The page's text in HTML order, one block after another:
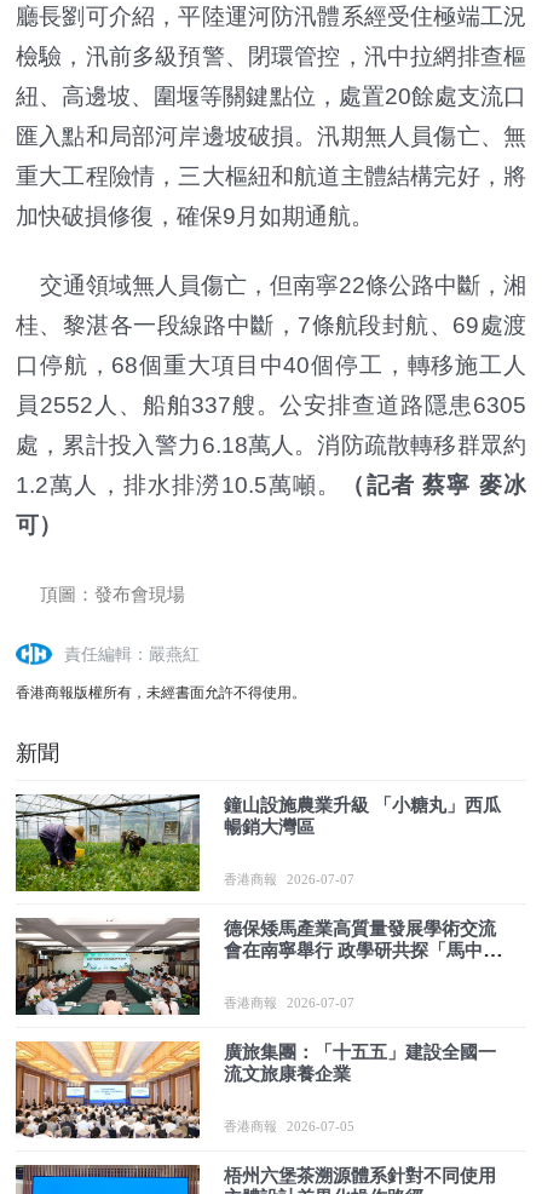
廳長劉可介紹，平陸運河防汛體系經受住極端工況
檢驗，汛前多級預警、閉環管控，汛中拉網排查樞
紐、高邊坡、圍堰等關鍵點位，處置20餘處支流口
匯入點和局部河岸邊坡破損。汛期無人員傷亡、無
重大工程險情，三大樞紐和航道主體結構完好，將
加快破損修復，確保9月如期通航。
交通領域無人員傷亡，但南寧22條公路中斷，湘
桂、黎湛各一段線路中斷，7條航段封航、69處渡
口停航，68個重大項目中40個停工，轉移施工人
員2552人、船舶337艘。公安排查道路隱患6305
處，累計投入警力6.18萬人。消防疏散轉移群眾約
1.2萬人，排水排澇10.5萬噸。
（記者 蔡寧 麥冰
可）
頂圖：發布會現場
責任編輯：嚴燕紅
香港商報版權所有，未經書面允許不得使用。
新聞
鐘山設施農業升級 「小糖丸」西瓜
暢銷大灣區
香港商報 2026-07-07
德保矮馬產業高質量發展學術交流
會在南寧舉行 政學研共探「馬中熊
香港商報 2026-07-07
廣旅集團：「十五五」建設全國一
流文旅康養企業
香港商報 2026-07-05
梧州六堡茶溯源體系針對不同使用